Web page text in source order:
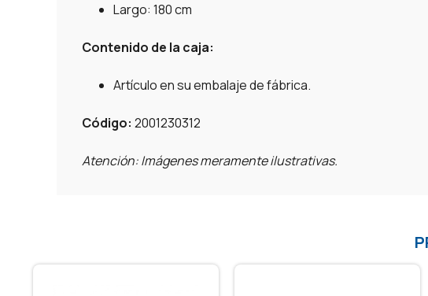
Largo: 180 cm
Contenido de la caja:
Artículo en su embalaje de fábrica.
Código: 2001230312
Atención: Imágenes meramente ilustrativas.